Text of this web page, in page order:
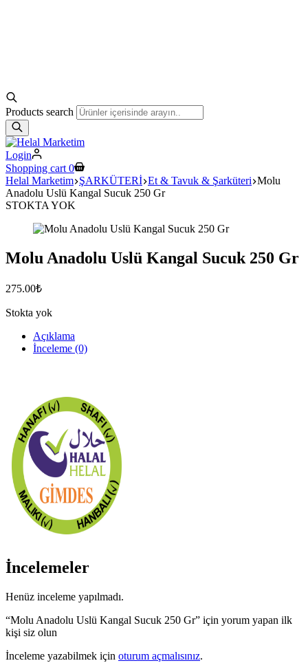
Products search
Login
Shopping cart 0
Helal Marketim ŞARKÜTERİ Et & Tavuk & Şarküteri Molu
Anadolu Uslü Kangal Sucuk 250 Gr
STOKTA YOK
Molu Anadolu Uslü Kangal Sucuk 250 Gr
275.00₺
Stokta yok
Açıklama
İnceleme (0)
İncelemeler
Henüz inceleme yapılmadı.
“Molu Anadolu Uslü Kangal Sucuk 250 Gr” için yorum yapan ilk
kişi siz olun
İnceleme yazabilmek için oturum açmalısınız.